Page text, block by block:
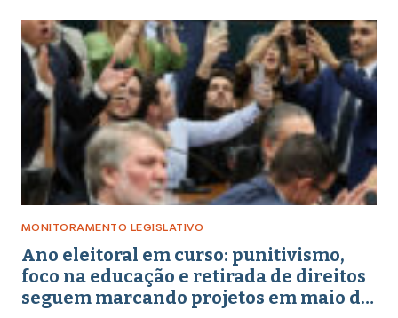
MONITORAMENTO LEGISLATIVO
Ano eleitoral em curso: punitivismo,
foco na educação e retirada de direitos
seguem marcando projetos em maio de